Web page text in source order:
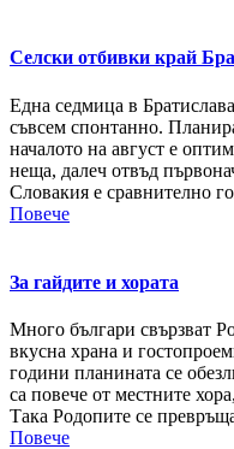
Селски отбивки край
Една седмица в
съвсем спонтанно.
началото на август е
неща, далеч отвъд
Словакия е сравнително
Повече
За гайдите и хората
Много българи свързват
вкусна храна и
години планината се
са повече от местните
Така Родопите се
Повече